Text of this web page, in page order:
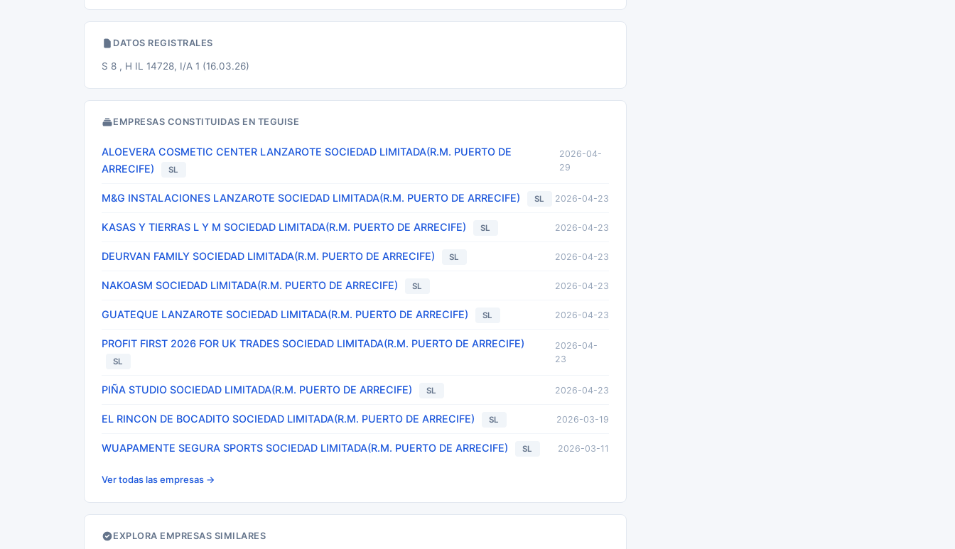
DATOS REGISTRALES
S 8 , H IL 14728, I/A 1 (16.03.26)
EMPRESAS CONSTITUIDAS EN TEGUISE
ALOEVERA COSMETIC CENTER LANZAROTE SOCIEDAD LIMITADA(R.M. PUERTO DE
ARRECIFE)
SL
2026-04-
29
M&G INSTALACIONES LANZAROTE SOCIEDAD LIMITADA(R.M. PUERTO DE ARRECIFE) SL 2026-04-23
KASAS Y TIERRAS L Y M SOCIEDAD LIMITADA(R.M. PUERTO DE ARRECIFE) SL 2026-04-23
DEURVAN FAMILY SOCIEDAD LIMITADA(R.M. PUERTO DE ARRECIFE) SL 2026-04-23
NAKOASM SOCIEDAD LIMITADA(R.M. PUERTO DE ARRECIFE) SL 2026-04-23
GUATEQUE LANZAROTE SOCIEDAD LIMITADA(R.M. PUERTO DE ARRECIFE) SL 2026-04-23
PROFIT FIRST 2026 FOR UK TRADES SOCIEDAD LIMITADA(R.M. PUERTO DE ARRECIFE)
SL
2026-04-
23
PIÑA STUDIO SOCIEDAD LIMITADA(R.M. PUERTO DE ARRECIFE) SL 2026-04-23
EL RINCON DE BOCADITO SOCIEDAD LIMITADA(R.M. PUERTO DE ARRECIFE) SL 2026-03-19
WUAPAMENTE SEGURA SPORTS SOCIEDAD LIMITADA(R.M. PUERTO DE ARRECIFE) SL 2026-03-11
Ver todas las empresas →
EXPLORA EMPRESAS SIMILARES